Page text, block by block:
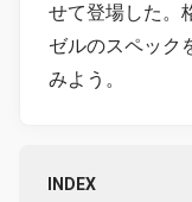
せて登場した。
ゼルのスペック
みよう。
INDEX